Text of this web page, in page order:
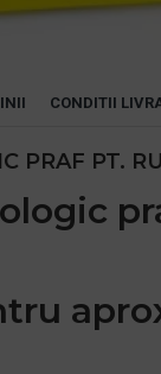
CONDITII
PRAF PT.